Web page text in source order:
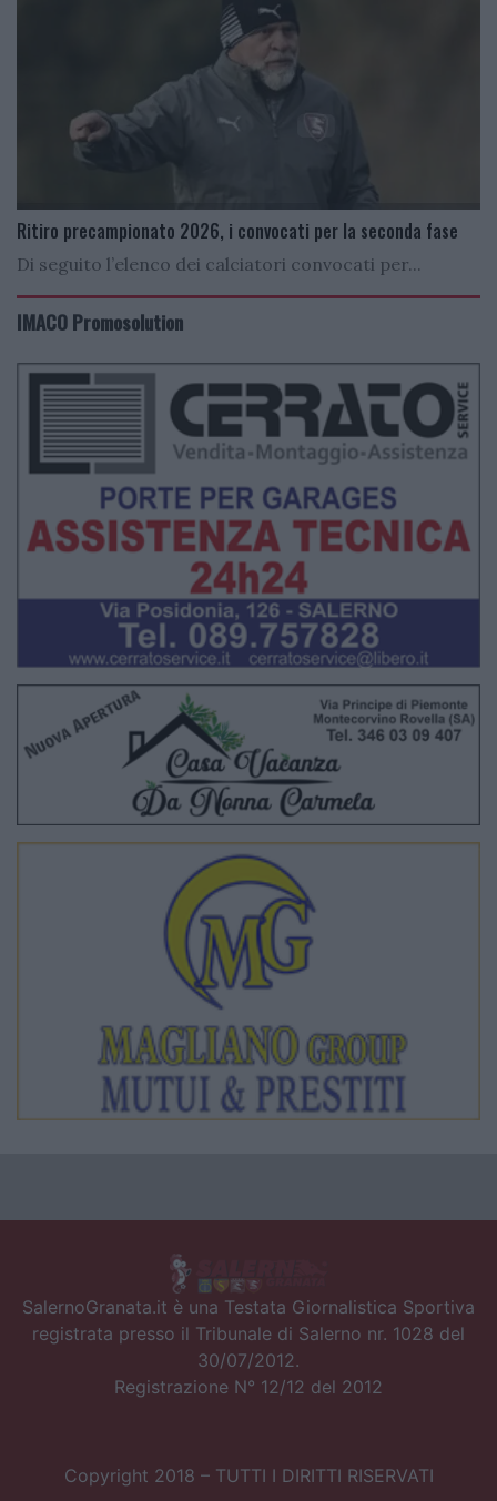
Ritiro precampionato 2026, i convocati per la seconda fase
Di seguito l’elenco dei calciatori convocati per...
IMACO Promosolution
SalernoGranata.it è una Testata Giornalistica Sportiva
registrata presso il Tribunale di Salerno nr. 1028 del
30/07/2012.
Registrazione N° 12/12 del 2012
Copyright 2018 – TUTTI I DIRITTI RISERVATI